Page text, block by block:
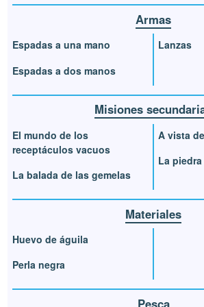
Armas
Espadas a una mano
Espadas a dos manos
Lanzas
Misiones
El mundo de los
receptáculos vacuos
La balada de las gemelas
A vista
La
Materiales
Huevo de águila
Perla negra
Pesca